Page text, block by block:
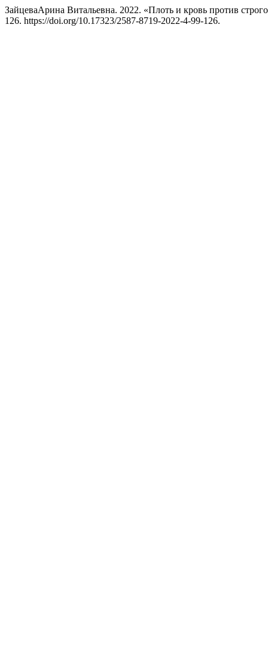
ЗайцеваАрина Витальевна. 2022. «Плоть и кровь против
126. https://doi.org/10.17323/2587-8719-2022-4-99-126.